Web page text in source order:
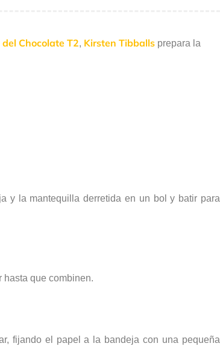
del Chocolate T2, Kirsten Tibballs prepara la
y la mantequilla derretida en un bol y batir para
hasta que combinen.
fijandoel papel a la bandeja con una pequeña